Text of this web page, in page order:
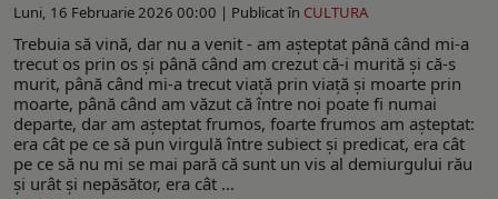
Luni, 16 Februarie 2026 00:00 | Publicat în CULTURA
Trebuia să vină, dar nu a venit - am aşteptat până când mi-a
trecut os prin os şi până când am crezut că-i murită şi că-s
murit, până când mi-a trecut viaţă prin viaţă şi moarte prin
moarte, până când am văzut că între noi poate fi numai
departe, dar am aşteptat frumos, foarte frumos am aşteptat:
era cât pe ce să pun virgulă între subiect şi predicat, era cât
pe ce să nu mi se mai pară că sunt un vis al demiurgului rău
şi urât şi nepăsător, era cât ...